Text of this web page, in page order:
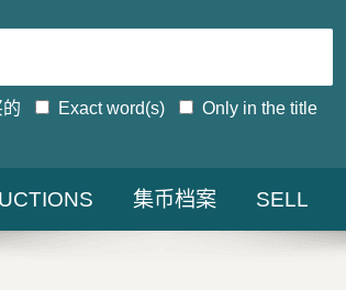
Exact word(s) Only in the title
集币档案 SELL